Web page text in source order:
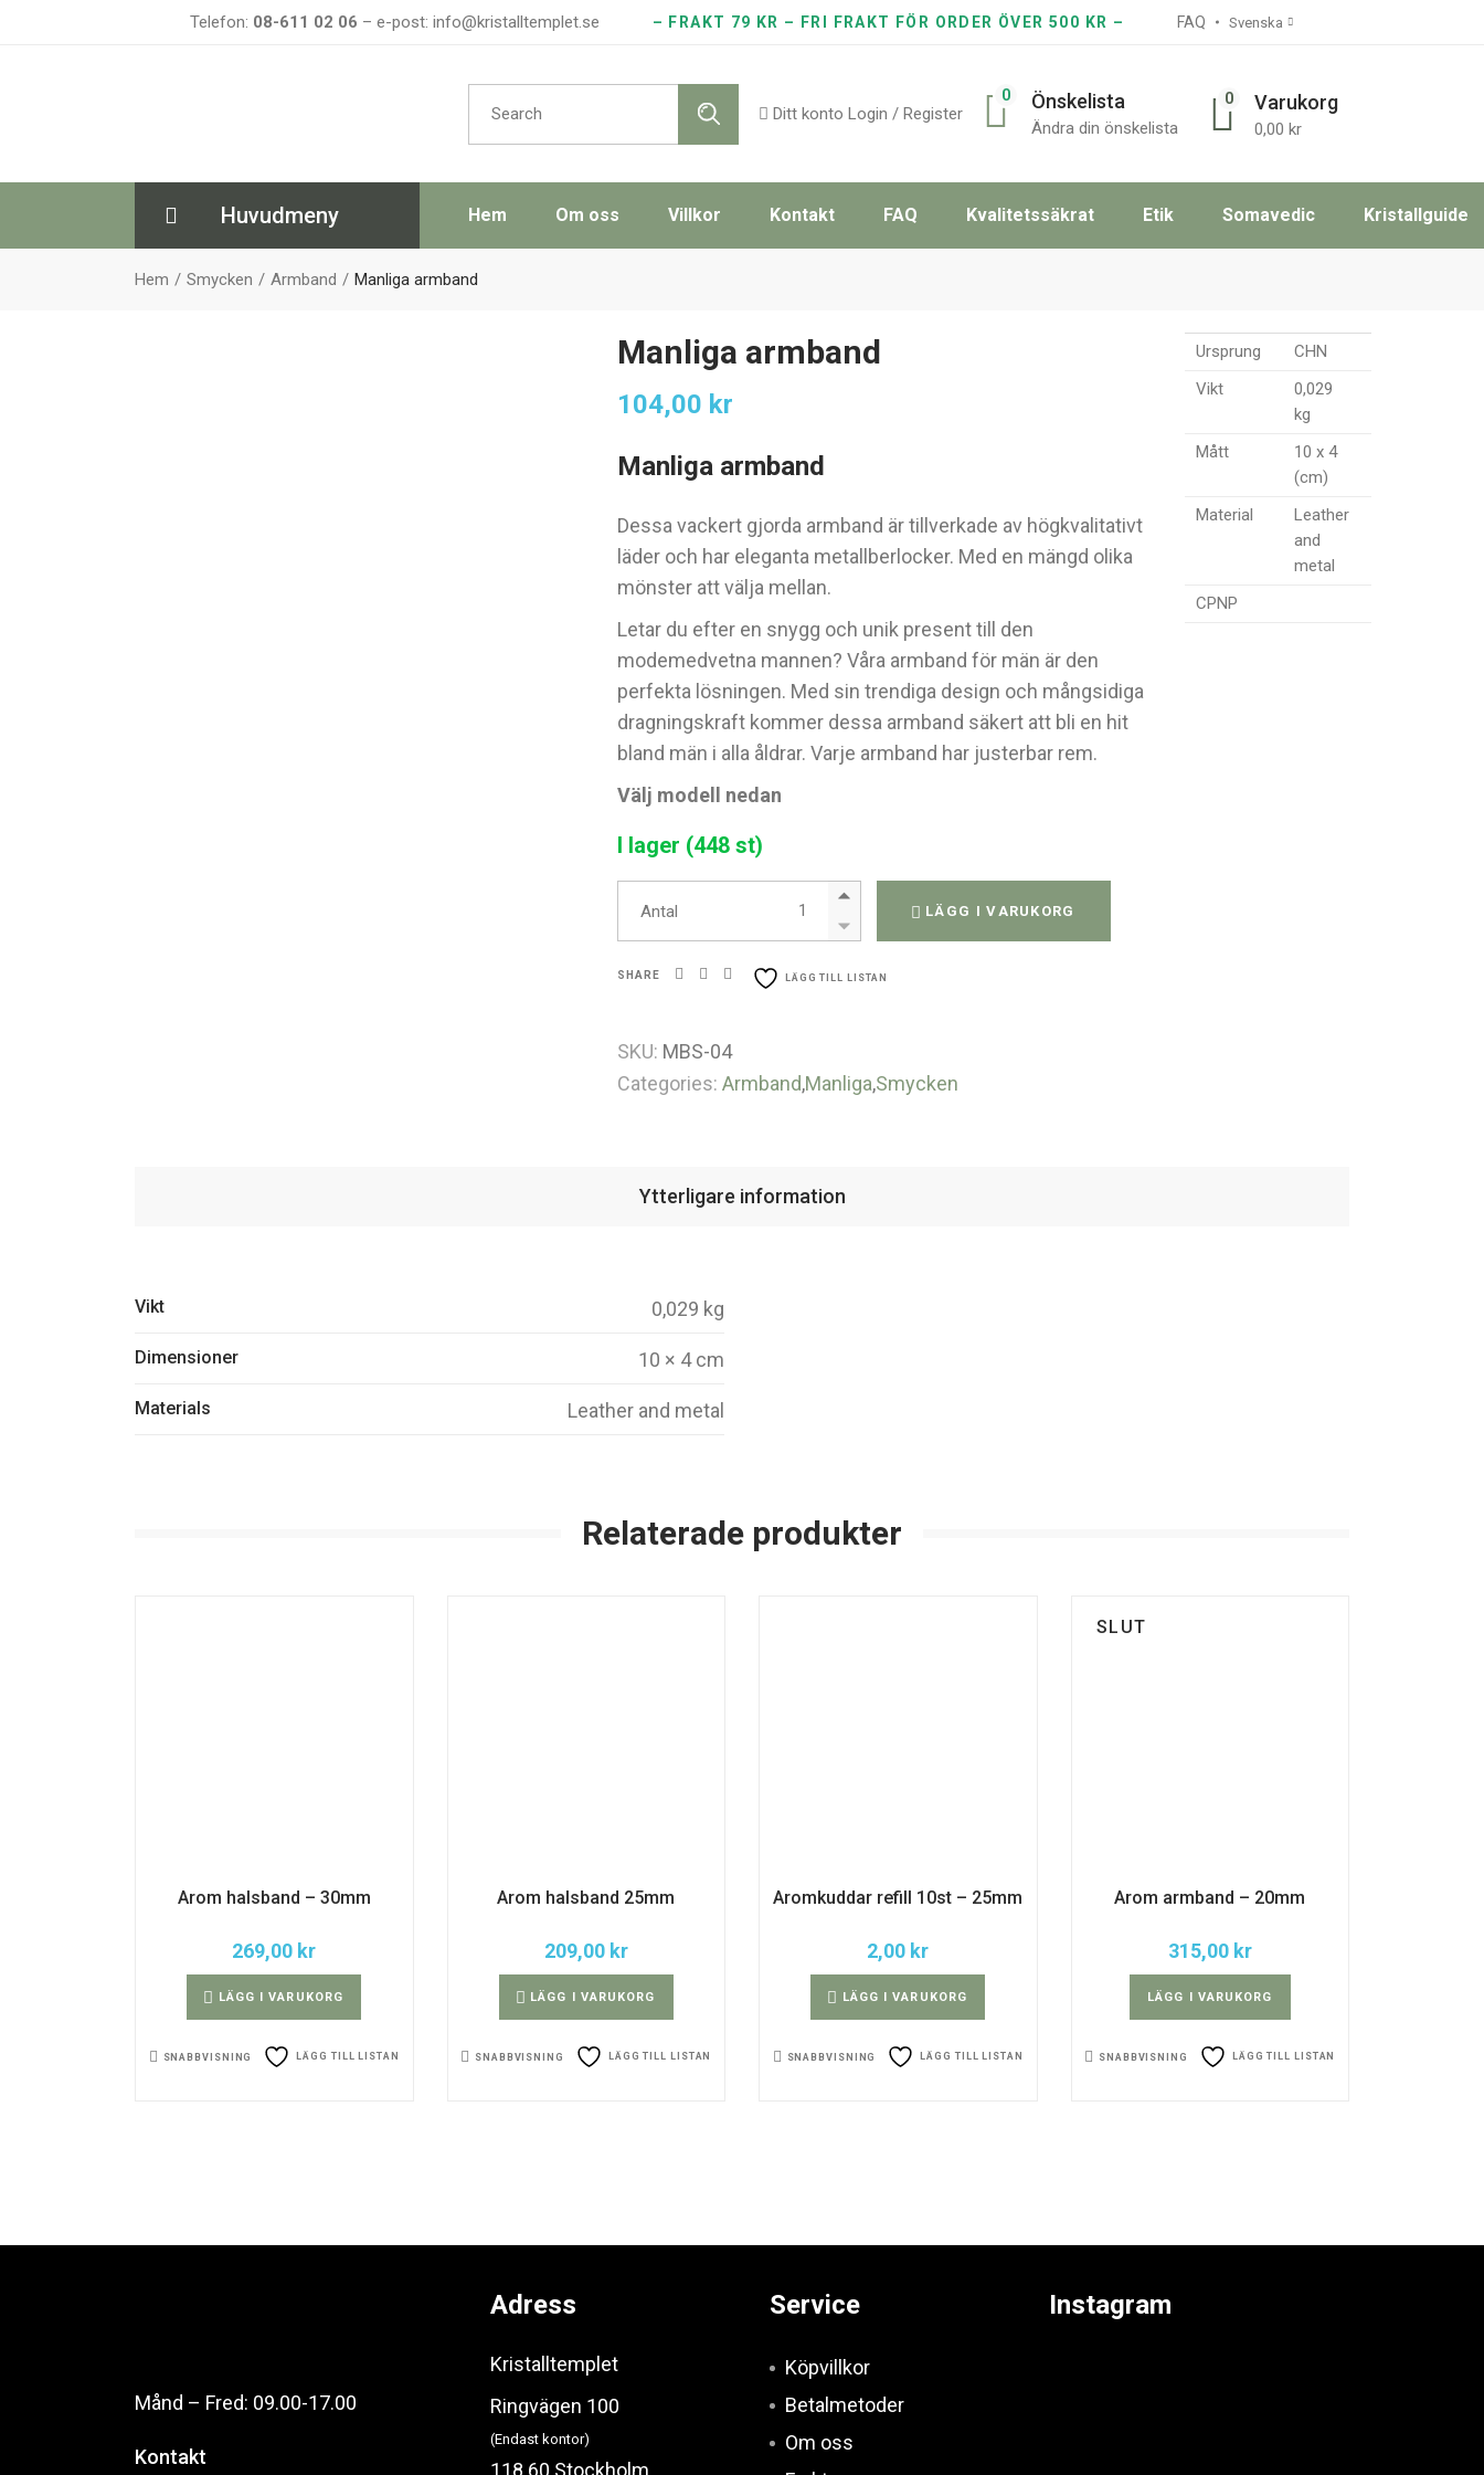
Telefon: 08-611 02 06 – e-post: info@kristalltemplet.se – FRAKT 79 KR – FRI FRAKT FÖR ORDER ÖVER 500 KR – FAQ Svenska
Search
for:
Ditt konto Login / Register
0 Önskelista
Ändra din önskelista
0 Varukorg
0,00 kr
Huvudmeny Hem Om oss Villkor Kontakt FAQ Kvalitetssäkrat Etik Somavedic Kristallguide
Hem Smycken Armband Manliga armband
Manliga armband
104,00 kr
Manliga armband
Dessa vackert gjorda armband är tillverkade av högkvalitativt
läder och har eleganta metallberlocker. Med en mängd olika
mönster att välja mellan.
Letar du efter en snygg och unik present till den
modemedvetna mannen? Våra armband för män är den
perfekta lösningen. Med sin trendiga design och mångsidiga
dragningskraft kommer dessa armband säkert att bli en hit
bland män i alla åldrar. Varje armband har justerbar rem.
Välj modell nedan
I lager (448 st)
Antal
Manliga armband quantity
LÄGG I VARUKORG
SHARE LÄGG TILL LISTAN
SKU: MBS-04
Categories: Armband,Manliga,Smycken
Ursprung
CHN
Vikt
0,029
kg
Mått
10 x 4
(cm)
Material
Leather
and
metal
CPNP
Ytterligare information
Vikt 0,029 kg
Dimensioner 10 × 4 cm
Materials Leather and metal
Relaterade produkter
Arom halsband – 30mm
269,00 kr
LÄGG I VARUKORG
SNABBVISNING LÄGG TILL LISTAN
Arom halsband 25mm
209,00 kr
LÄGG I VARUKORG
SNABBVISNING LÄGG TILL LISTAN
Aromkuddar refill 10st – 25mm
2,00 kr
LÄGG I VARUKORG
SNABBVISNING LÄGG TILL LISTAN
SLUT
Arom armband – 20mm
315,00 kr
LÄGG I VARUKORG
SNABBVISNING LÄGG TILL LISTAN
Månd – Fred: 09.00-17.00
Kontakt
Adress
Kristalltemplet
Ringvägen 100
(Endast kontor)
118 60 Stockholm
Service
Köpvillkor
Betalmetoder
Om oss
Instagram